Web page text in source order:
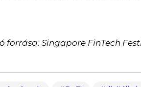
forrása: Singapore FinTech